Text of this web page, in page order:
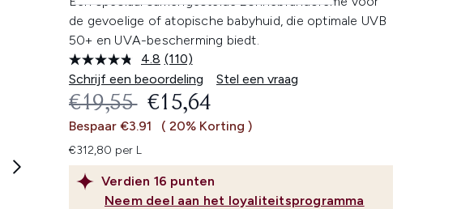
de gevoelige of atopische babyhuid, die optimale UVB
50+ en UVA-bescherming biedt.
4.8 Lees
110
beoordelingen.
Dezelfde
paginalink.
(110)
Schrijf een beoordeling
Stel een vraag
Verdien 16 punten
Neem deel aan het loyaliteitsprogramma
RECOMMENDED RETAIL PRICE:
€19,55 HUIDIGE PRIJS:
€15,64
Bespaar €3.91 ( 20% Korting )
€312,80 per L